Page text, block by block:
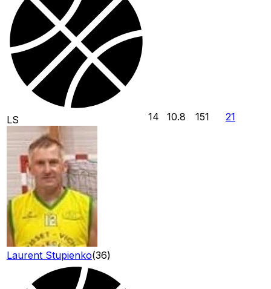
LS
Laurent Stupienko(36)
14 10.8 151 21